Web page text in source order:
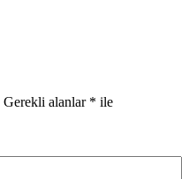
Gerekli alanlar * ile